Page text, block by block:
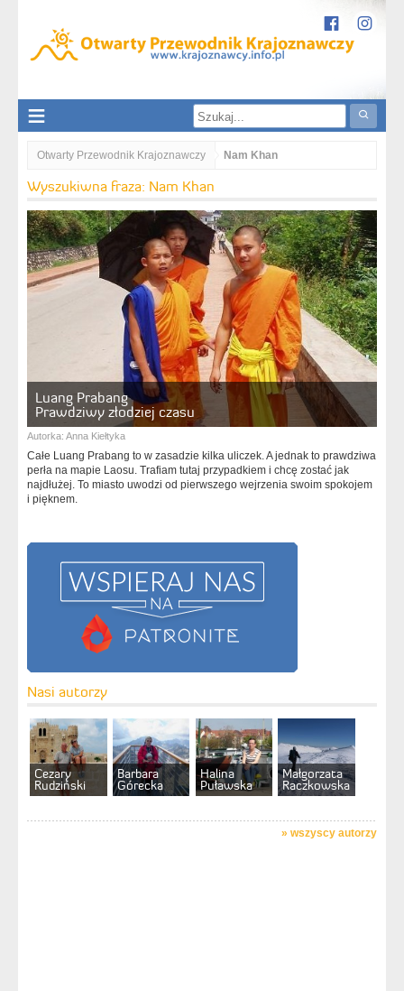
Otwarty Przewodnik Krajoznawczy Nam Khan
Wyszukiwna fraza: Nam Khan
Luang Prabang
Prawdziwy złodziej czasu
Autorka: Anna Kiełtyka
Całe Luang Prabang to w zasadzie kilka uliczek. A jednak to prawdziwa
perła na mapie Laosu. Trafiam tutaj przypadkiem i chcę zostać jak
najdłużej. To miasto uwodzi od pierwszego wejrzenia swoim spokojem
i pięknem.
Nasi autorzy
Cezary
Rudziński
Barbara
Górecka
Halina
Puławska
Małgorzata
Raczkowska
» wszyscy autorzy